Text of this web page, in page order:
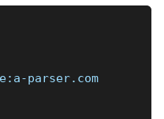
parser.com